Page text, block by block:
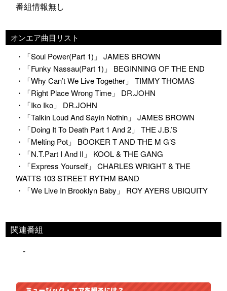
番組情報無し
オンエア曲目リスト
・「Soul Power(Part 1)」 JAMES BROWN
・「Funky Nassau(Part 1)」 BEGINNING OF THE END
・「Why Can’t We Live Together」 TIMMY THOMAS
・「Right Place Wrong Time」 DR.JOHN
・「Iko Iko」 DR.JOHN
・「Talkin Loud And Sayin Nothin」 JAMES BROWN
・「Doing It To Death Part 1 And 2」 THE J.B.’S
・「Melting Pot」 BOOKER T AND THE M G’S
・「N.T.Part I And II」 KOOL & THE GANG
・「Express Yourself」 CHARLES WRIGHT & THE
WATTS 103 STREET RYTHM BAND
・「We Live In Brooklyn Baby」 ROY AYERS UBIQUITY
関連番組
-